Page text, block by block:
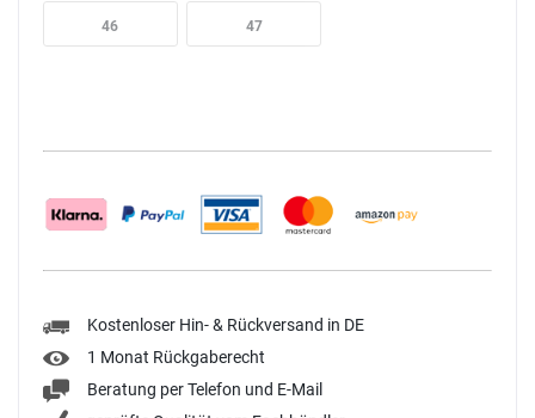
46 47
Kostenloser Hin- & Rückversand in DE
1 Monat Rückgaberecht
Beratung per Telefon und E-Mail